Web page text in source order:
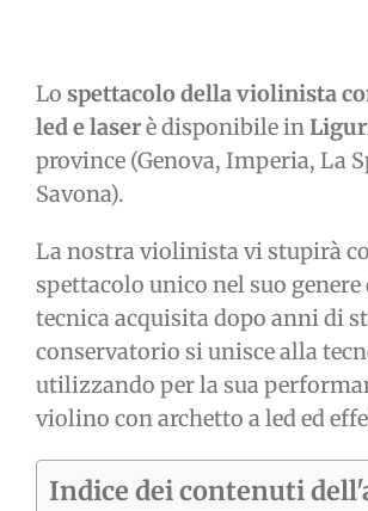
Lo spettacolo della violinista
led e laserè disponibile in
province (Genova, Imperia, La
Savona).
La nostra violinista vi stupirà
spettacolo unico nel suo genere
tecnica acquisita dopo anni di
conservatorio si unisce alla
utilizzando per la sua
violino con archetto a led ed
Indice dei contenuti